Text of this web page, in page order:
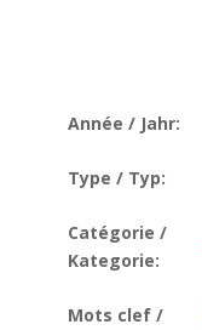
Année / Jahr:
Type / Typ:
Catégorie /
Kategorie:
Mots clef /